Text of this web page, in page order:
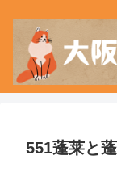
551蓬莱と